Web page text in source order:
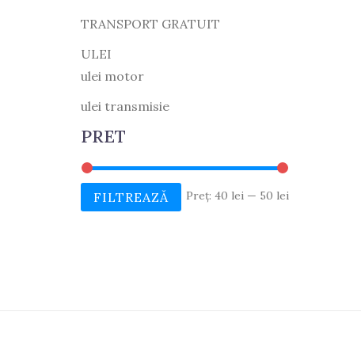
TRANSPORT GRATUIT
ULEI
ulei motor
ulei transmisie
PRET
Preț
Preț
FILTREAZĂ Preț: 40 lei— 50 lei